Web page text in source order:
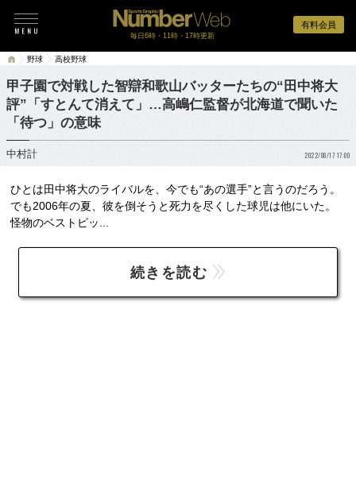
有料会員
毎日6時・11時・17時更新
野球 高校野球
甲子園で対戦した智辯和歌山バッターたちの“田中将大
評”「すとんて消えて」…高嶋仁監督が北海道で聞いた
「待つ」の意味
中村計 2022/08/17 17:00
ひとは田中将大のライバルを、今でも“あの選手”と言うのだろう。
でも2006年の夏、彼を倒そうと死力を尽くした球児は他にいた。
怪物のベストピッ...
続きを読む